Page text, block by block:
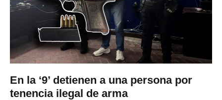
En la ‘9’ detienen a una persona por
tenencia ilegal de arma